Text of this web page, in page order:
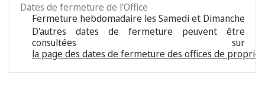
Dates de fermeture de l'Office
Fermeture hebdomadaire les Samedi et Dimanche
D'autres dates de fermeture peuvent être
consultées sur
la page des dates de fermeture des offices de